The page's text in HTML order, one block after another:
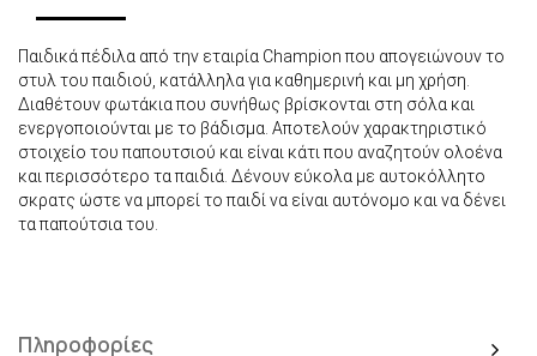
Παιδικά πέδιλα από την εταιρία Champion που απογειώνουν το
στυλ του παιδιού, κατάλληλα για καθημερινή και μη χρήση.
Διαθέτουν φωτάκια που συνήθως βρίσκονται στη σόλα και
ενεργοποιούνται με το βάδισμα. Αποτελούν χαρακτηριστικό
στοιχείο του παπουτσιού και είναι κάτι που αναζητούν ολοένα
και περισσότερο τα παιδιά. Δένουν εύκολα με αυτοκόλλητο
σκρατς ώστε να μπορεί το παιδί να είναι αυτόνομο και να δένει
τα παπούτσια του.
Πληροφορίες